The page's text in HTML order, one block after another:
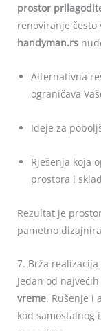
prostor
renoviranje često
handyman.rs
Alternativna
ograničava
Ideje za
Rješenja koja
prostora i
Rezultat je
pametno
7. Brža
Jedan od
vreme. Rušenje i
kod samostalnog